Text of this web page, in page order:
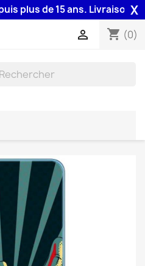
plus de 15 ans. Livraison 48H
X
shopping_cart (0)
